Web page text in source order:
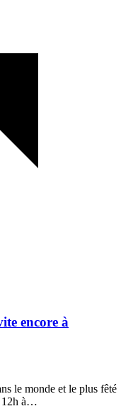
encore à
le monde et le plus fêté
12h à…